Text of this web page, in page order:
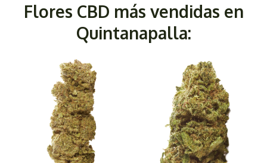
Flores CBD más vendidas en
Quintanapalla: